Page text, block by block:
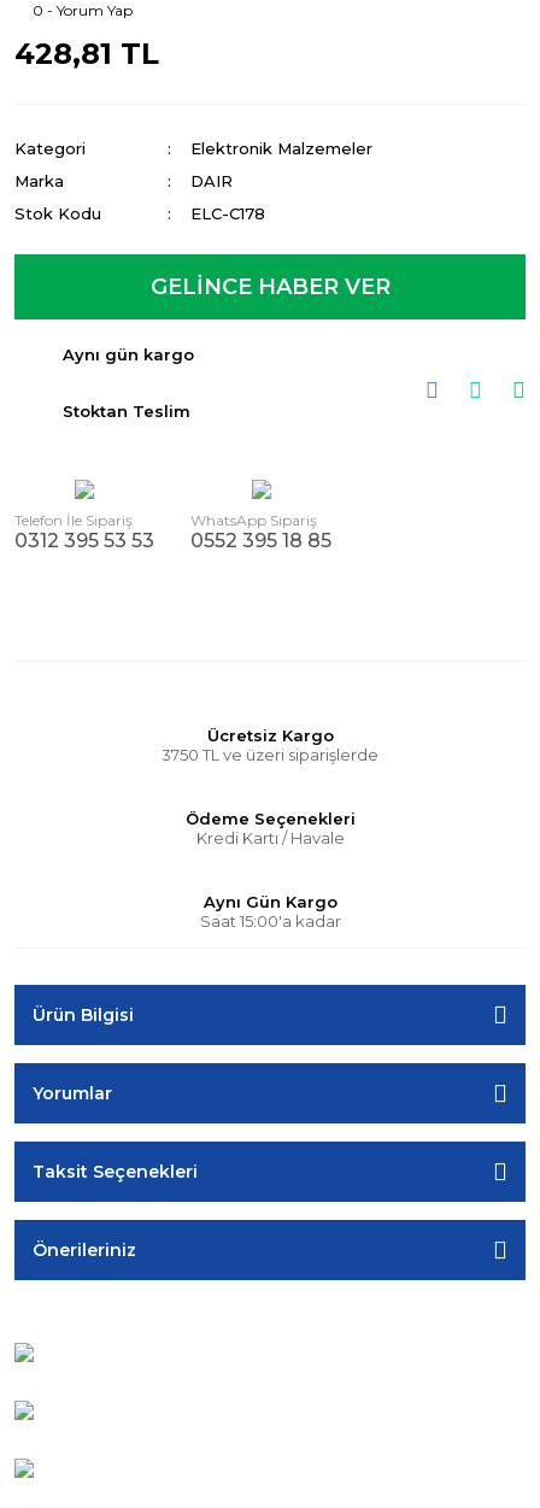
0 - Yorum Yap
428,81 TL
Kategori
Elektronik Malzemeler
Marka
DAIR
Stok Kodu
ELC-C178
GELİNCE HABER VER
Aynı gün kargo
Stoktan Teslim
Telefon İle Sipariş
0312 395 53 53
WhatsApp Sipariş
0552 395 18 85
Ücretsiz Kargo
3750 TL ve üzeri siparişlerde
Ödeme Seçenekleri
Kredi Kartı / Havale
Aynı Gün Kargo
Saat 15:00'a kadar
Ürün Bilgisi
Yorumlar
Taksit Seçenekleri
Önerileriniz